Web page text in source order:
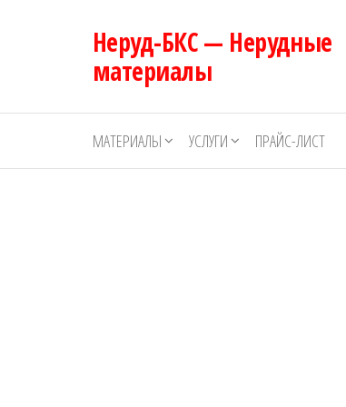
Неруд-БКС — Нерудные
материалы
МАТЕРИАЛЫ УСЛУГИ ПРАЙС-ЛИСТ